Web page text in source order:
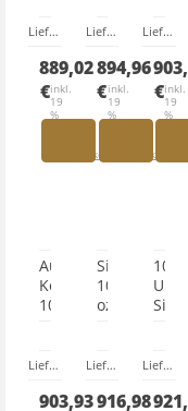
Silber
Lieferzeit: Lieferzeit wegen
889,02
€inkl.
19
%
Versandkosten
The
Lion
2026
Lieferzeit:
894,96
€inkl.
19
%
Versandkosten
Lieferzeit:
€inkl.
19
%
Austral.
Kookaburra
10
Silber
Lieferzeit: Lieferzeit wegen
903,93
Silbermünze
10
oz
2023
Lieferzeit:
916,98
10
Bull
Lieferzeit: